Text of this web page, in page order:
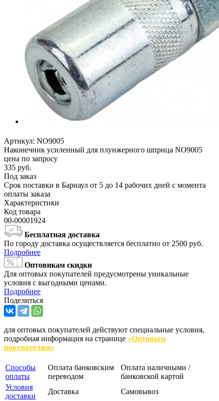
Артикул: NO9005
Наконечник усиленный для плунжерного шприца NO9005
цена по запросу
335 руб.
Под заказ
Срок поставки в Барнаул от 5 до 14 рабочих дней с момента
оплаты заказа
Характеристики
Код товара
00-00001924
Бесплатная доставка
По городу доставка осуществляется бесплатно от 2500 руб.
Подробнее
Оптовикам скидки
Для оптовых покупателей предусмотрены уникальные
условия с выгодными ценами.
Подробнее
Поделиться
для оптовых покупателей действуют специальные условия,
подробная информация на странице «Оптовым
покупателям»
Способы
оплаты
Оплата банковским
переводом
Оплата наличными /
банковской картой
Условия
доставки
Доставка Самовывоз